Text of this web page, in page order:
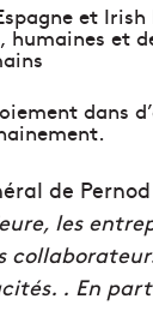
et
et
dans
de
les
. En